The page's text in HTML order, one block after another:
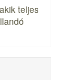
teljes